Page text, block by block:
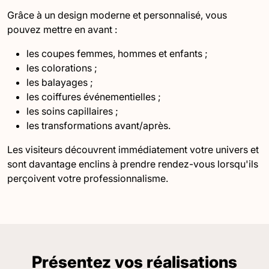
Grâce à un design moderne et personnalisé, vous
pouvez mettre en avant :
les coupes femmes, hommes et enfants ;
les colorations ;
les balayages ;
les coiffures événementielles ;
les soins capillaires ;
les transformations avant/après.
Les visiteurs découvrent immédiatement votre univers et
sont davantage enclins à prendre rendez-vous lorsqu'ils
perçoivent votre professionnalisme.
Présentez vos réalisations